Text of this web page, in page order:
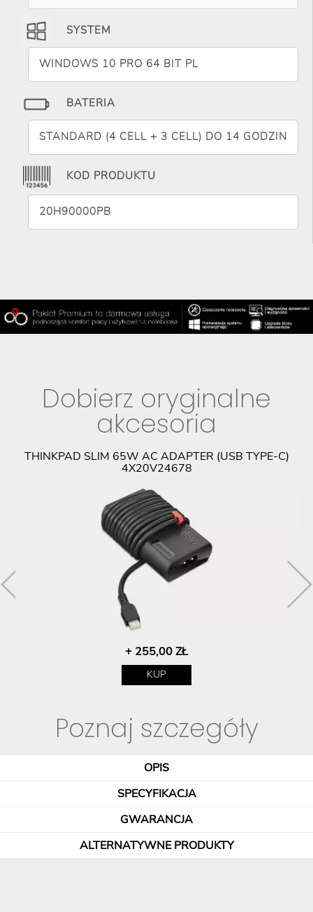
SYSTEM
WINDOWS 10 PRO 64 BIT PL
BATERIA
STANDARD (4 CELL + 3 CELL) DO 14 GODZIN
KOD PRODUKTU
20H90000PB
Dobierz oryginalne
akcesoria
THINKPAD SLIM 65W AC ADAPTER (USB TYPE-C)
4X20V24678
+ 255,00 ZŁ
KUP
Poznaj szczegóły
OPIS
SPECYFIKACJA
GWARANCJA
ALTERNATYWNE PRODUKTY